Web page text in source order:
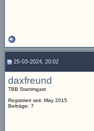
25-03-2024, 20:02
daxfreund
TBB Stammgast
Registriert seit: May 2015
Beiträge: 7